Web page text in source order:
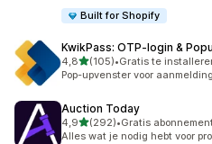
Built for Shopify
KwikPass: OTP‑login &
4,8van 5 sterren
(105)
105 recensies in totaal
•Gratis te
Pop-upvenster voor
Auction Today
4,9van 5 sterren
(292)
292 recensies in totaal
•Gratis
Alles wat je nodig hebt voor